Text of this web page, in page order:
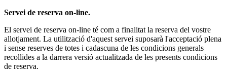
Servei de reserva on-line.
El servei de reserva on-line té com a finalitat la reserva del vostre
allotjament. La utilització d'aquest servei suposarà l'acceptació plena
i sense reserves de totes i cadascuna de les condicions generals
recollides a la darrera versió actualitzada de les presents condicions
de reserva.